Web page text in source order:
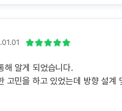
해 알게 되었습니다.
고민을 하고 있었는데 방향 설